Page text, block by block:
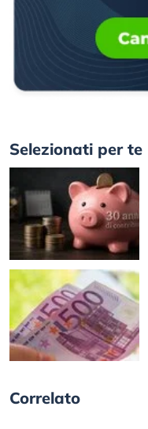
Selezionati per te
Correlato